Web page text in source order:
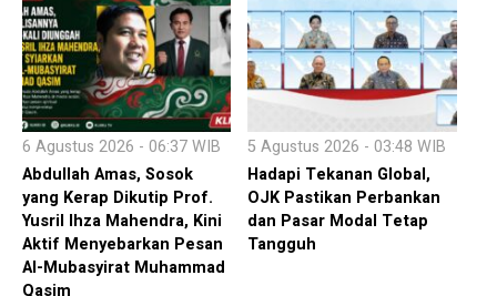
6 Agustus 2026 - 06:37 WIB
Abdullah Amas, Sosok
yang Kerap Dikutip Prof.
Yusril Ihza Mahendra, Kini
Aktif Menyebarkan Pesan
Al-Mubasyirat Muhammad
Qasim
5 Agustus 2026 - 03:48 WIB
Hadapi Tekanan Global,
OJK Pastikan Perbankan
dan Pasar Modal Tetap
Tangguh